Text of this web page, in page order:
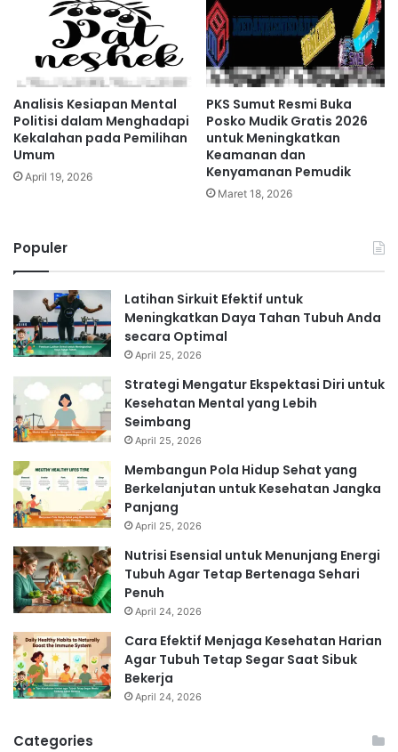
Analisis Kesiapan Mental
Politisi dalam Menghadapi
Kekalahan pada Pemilihan
Umum
April 19, 2026
PKS Sumut Resmi Buka
Posko Mudik Gratis 2026
untuk Meningkatkan
Keamanan dan
Kenyamanan Pemudik
Maret 18, 2026
Populer
Latihan Sirkuit Efektif untuk
Meningkatkan Daya Tahan Tubuh Anda
secara Optimal
April 25, 2026
Strategi Mengatur Ekspektasi Diri untuk
Kesehatan Mental yang Lebih
Seimbang
April 25, 2026
Membangun Pola Hidup Sehat yang
Berkelanjutan untuk Kesehatan Jangka
Panjang
April 25, 2026
Nutrisi Esensial untuk Menunjang Energi
Tubuh Agar Tetap Bertenaga Sehari
Penuh
April 24, 2026
Cara Efektif Menjaga Kesehatan Harian
Agar Tubuh Tetap Segar Saat Sibuk
Bekerja
April 24, 2026
Categories